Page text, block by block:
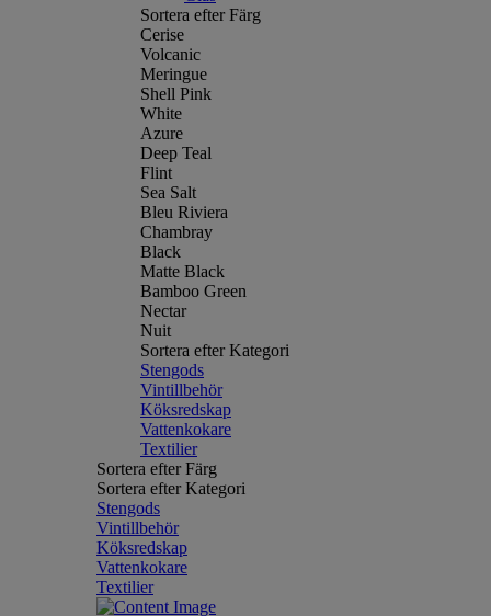
Sortera efter Färg
Cerise
Volcanic
Meringue
Shell Pink
White
Azure
Deep Teal
Flint
Sea Salt
Bleu Riviera
Chambray
Black
Matte Black
Bamboo Green
Nectar
Nuit
Sortera efter Kategori
Stengods
Vintillbehör
Köksredskap
Vattenkokare
Textilier
Sortera efter Färg
Sortera efter Kategori
Stengods
Vintillbehör
Köksredskap
Vattenkokare
Textilier